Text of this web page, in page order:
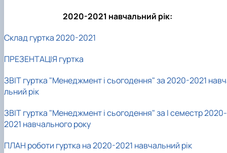
2020-2021 навчальний рік:
Склад гуртка 2020-2021
ПРЕЗЕНТАЦІЯ гуртка
ЗВІТ гуртка "Менеджмент і сьогодення" за 2020-2021
льний рік
ЗВІТ гуртка "Менеджмент і сьогодення" за І семестр 2020-
2021 навчального року
ПЛАН роботи гуртка на 2020-2021 навчальний рік